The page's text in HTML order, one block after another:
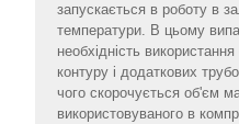
запускається в роботу в
температури. В цьому
необхідність
контуру і додаткових
чого скорочується об'єм
використовуваного в